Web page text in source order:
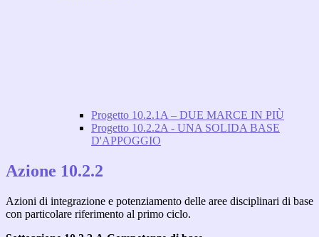
Progetto 10.2.1A – DUE MARCE IN PIÙ
Progetto 10.2.2A - UNA SOLIDA BASE
D'APPOGGIO
Azione 10.2.2
Azioni di integrazione e potenziamento delle aree disciplinari di base
con particolare riferimento al primo ciclo.